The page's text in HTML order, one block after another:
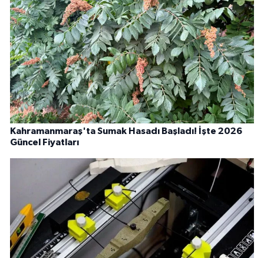
Kahramanmaraş'ta Sumak Hasadı Başladı! İşte 2026
Güncel Fiyatları